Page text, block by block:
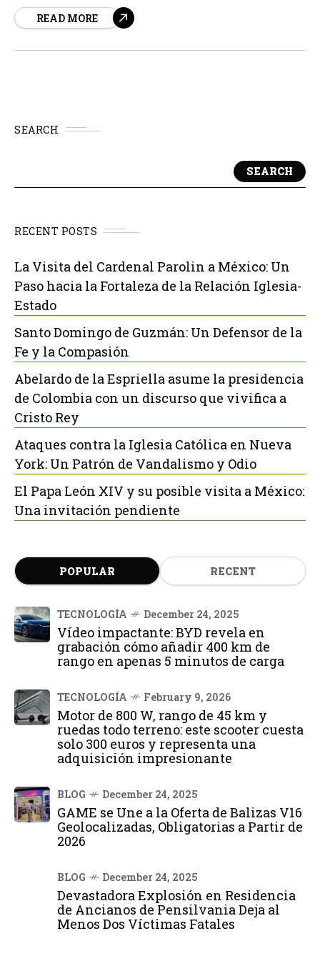
película animada no solo arrasó en visualizaciones,
READ MORE
SEARCH
SEARCH
RECENT POSTS
La Visita del Cardenal Parolin a México: Un
Paso hacia la Fortaleza de la Relación Iglesia-
Estado
Santo Domingo de Guzmán: Un Defensor de la
Fe y la Compasión
Abelardo de la Espriella asume la presidencia
de Colombia con un discurso que vivifica a
Cristo Rey
Ataques contra la Iglesia Católica en Nueva
York: Un Patrón de Vandalismo y Odio
El Papa León XIV y su posible visita a México:
Una invitación pendiente
POPULAR RECENT
TECNOLOGÍA December 24, 2025
Vídeo impactante: BYD revela en
grabación cómo añadir 400 km de
rango en apenas 5 minutos de carga
TECNOLOGÍA February 9, 2026
Motor de 800 W, rango de 45 km y
ruedas todo terreno: este scooter cuesta
solo 300 euros y representa una
adquisición impresionante
BLOG December 24, 2025
GAME se Une a la Oferta de Balizas V16
Geolocalizadas, Obligatorias a Partir de
2026
BLOG December 24, 2025
Devastadora Explosión en Residencia
de Ancianos de Pensilvania Deja al
Menos Dos Víctimas Fatales